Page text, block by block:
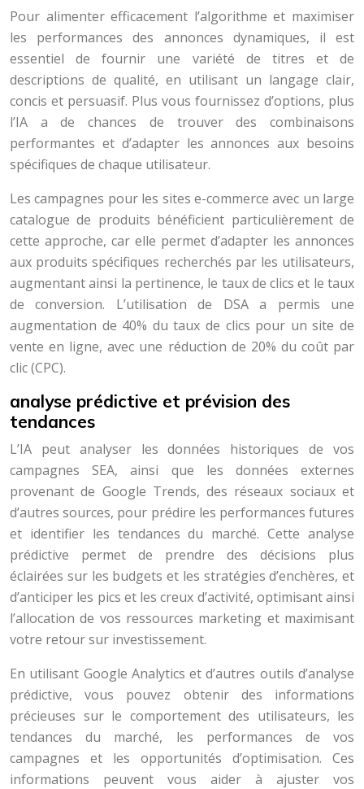
Pour alimenter efficacement l’algorithme et maximiser
les performances des annonces dynamiques, il est
essentiel de fournir une variété de titres et de
descriptions de qualité, en utilisant un langage clair,
concis et persuasif. Plus vous fournissez d’options, plus
l’IA a de chances de trouver des combinaisons
performantes et d’adapter les annonces aux besoins
spécifiques de chaque utilisateur.
Les campagnes pour les sites e-commerce avec un large
catalogue de produits bénéficient particulièrement de
cette approche, car elle permet d’adapter les annonces
aux produits spécifiques recherchés par les utilisateurs,
augmentant ainsi la pertinence, le taux de clics et le taux
de conversion. L’utilisation de DSA a permis une
augmentation de 40% du taux de clics pour un site de
vente en ligne, avec une réduction de 20% du coût par
clic (CPC).
analyse prédictive et prévision des
tendances
L’IA peut analyser les données historiques de vos
campagnes SEA, ainsi que les données externes
provenant de Google Trends, des réseaux sociaux et
d’autres sources, pour prédire les performances futures
et identifier les tendances du marché. Cette analyse
prédictive permet de prendre des décisions plus
éclairées sur les budgets et les stratégies d’enchères, et
d’anticiper les pics et les creux d’activité, optimisant ainsi
l’allocation de vos ressources marketing et maximisant
votre retour sur investissement.
En utilisant Google Analytics et d’autres outils d’analyse
prédictive, vous pouvez obtenir des informations
précieuses sur le comportement des utilisateurs, les
tendances du marché, les performances de vos
campagnes et les opportunités d’optimisation. Ces
informations peuvent vous aider à ajuster vos